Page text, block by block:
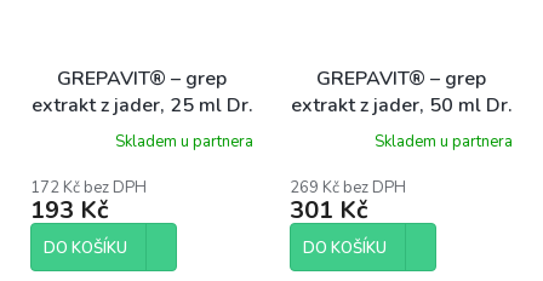
GREPAVIT® – grep
extrakt z jader, 25 ml Dr.
Popov
Skladem u partnera
172 Kč bez DPH
193 Kč
DO KOŠÍKU
GREPAVIT® – grep
extrakt z jader, 50 ml Dr.
Popov
Skladem u partnera
269 Kč bez DPH
301 Kč
DO KOŠÍKU